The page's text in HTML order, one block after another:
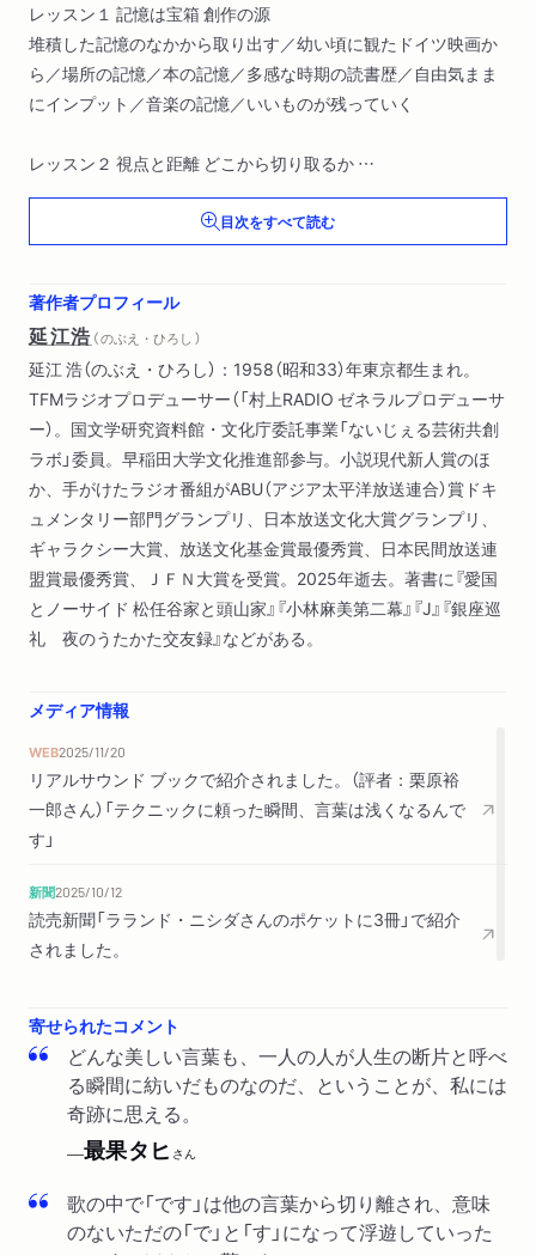
レッスン１ 記憶は宝箱 創作の源
堆積した記憶のなかから取り出す／幼い頃に観たドイツ映画か
ら／場所の記憶／本の記憶／多感な時期の読書歴／自由気まま
にインプット／音楽の記憶／いいものが残っていく
レッスン２ 視点と距離 どこから切り取るか
目に映るものをノートに書いてみよう／通りから見た風景／視
点をどこに置くか／一枚はさむ／目の高さを意識する／距離を
正確に表す／自分とはなにか、３人称の視点／心を動かす訓練
レッスン３ 光と陰 美しさを際立たせる
デフォルメとアンプリファイ―／針で突っつく／陰を描くこと
で立体的に／死が生を輝かせる
レッスン４ あなたが好きって伝えたい
ディテールを積み上げる／ふっと心が動く瞬間／共感を凝縮／
色が移ろう／失意のまま終わらない／俯瞰する視点
レッスン５ リズムとバランスと美意識
易しく伝える／語感の気持ちよさ／字数を意識する／バランス
の美意識／言葉によって世界を立ち上げる／色を表現する／と
いの秘密」の秘密／ダサかっこいいを極める／カナリア諸島と?
アフターレッスン 松本隆のポリシー
普遍性はどこから生まれるか／コツコツ積む／ときに休憩も大
事／音楽も言葉も廃れはしない／歌はみんなの財産／日本語へ
のこだわり／きみをさらってゆく風
松本隆をめぐるナイン・ストーリーズ ―延江浩
は「ガロ」 6.５人目のメンバー― 7.作詞家に転職― 8.時代
を創る― 9.ありったけの愛
あとがき
さよなら、我が友よ―松本隆
目次をすべて読む
著作者プロフィール
延江浩 （ のぶえ・ひろし ）
延江 浩（のぶえ・ひろし）：1958（昭和33）年東京都生まれ。
TFMラジオプロデューサー（「村上RADIO ゼネラルプロデューサ
ー）。国文学研究資料館・文化庁委託事業「ないじぇる芸術共創
ラボ」委員。早稲田大学文化推進部参与。小説現代新人賞のほ
か、手がけたラジオ番組がABU（アジア太平洋放送連合）賞ドキ
ュメンタリー部門グランプリ、日本放送文化大賞グランプリ、
ギャラクシー大賞、放送文化基金賞最優秀賞、日本民間放送連
盟賞最優秀賞、ＪＦＮ大賞を受賞。2025年逝去。著書に『愛国
とノーサイド 松任谷家と頭山家』『小林麻美第二幕』『J』『銀座巡
礼 夜のうたかた交友録』などがある。
メディア情報
WEB2025/11/20
リアルサウンド ブックで紹介されました。（評者：栗原裕
一郎さん）「テクニックに頼った瞬間、言葉は浅くなるんで
す」
新聞2025/10/12
読売新聞「ラランド・ニシダさんのポケットに3冊」で紹介
されました。
寄せられたコメント
どんな美しい言葉も、一人の人が人生の断片と呼べ
る瞬間に紡いだものなのだ、ということが、私には
奇跡に思える。
──最果タヒ さん
歌の中で「です」は他の言葉から切り離され、意味
のないただの「で」と「す」になって浮遊していった